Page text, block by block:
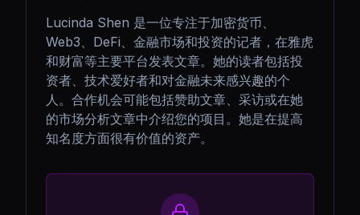
Lucinda Shen 是一位专注于加密货币、
Web3、DeFi、金融市场和投资的记者，在雅虎
和财富等主要平台发表文章。她的读者包括投
资者、技术爱好者和对金融未来感兴趣的个
人。合作机会可能包括赞助文章、采访或在她
的市场分析文章中介绍您的项目。她是在提高
知名度方面很有价值的资产。